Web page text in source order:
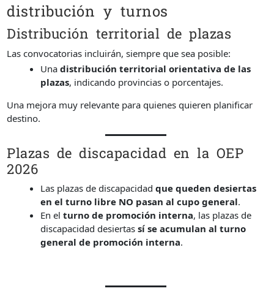
distribución y turnos
Distribución territorial de plazas
Las convocatorias incluirán, siempre que sea posible:
Unadistribución territorial orientativa de las
plazas, indicando provincias o porcentajes.
Una mejora muy relevante para quienes quieren planificar
destino.
Plazas de discapacidad en la OEP
2026
Las plazas de discapacidadque queden desiertas
en el turno libre NO pasan al cupo general.
En elturno de promoción interna, las plazas de
discapacidad desiertassí se acumulan al turno
general de promoción interna.